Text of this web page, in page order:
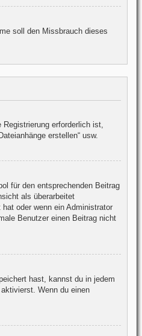
soll den Missbrauch dieses
erforderlich ist,
erstellen“ usw.
für den entsprechenden Beitrag
als überarbeitet
oder wenn ein Administrator
Benutzer einen Beitrag nicht
hast, kannst du in jedem
Wenn du einen